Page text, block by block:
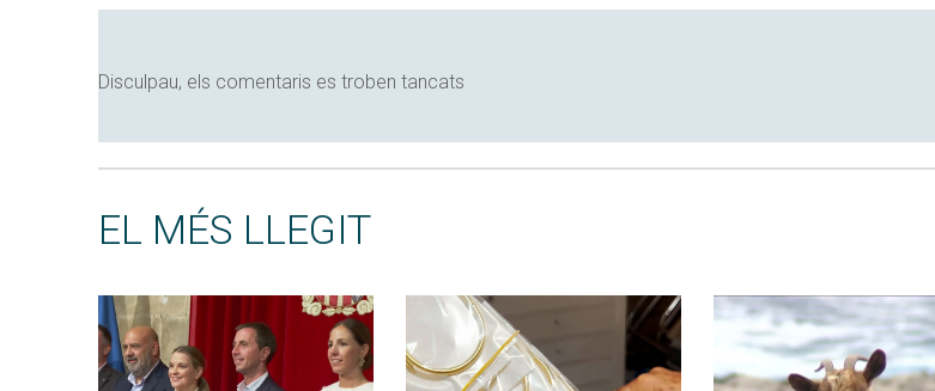
Disculpau, els comentaris es troben tancats
EL MÉS LLEGIT